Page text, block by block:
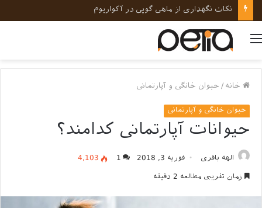
نکات نگهداری از ماهی گوپی در آکواریوم
منو
خانه / حیوان خانگی و آپارتمانی
حیوان خانگی و آپارتمانی
حیوانات آپارتمانی کدامند؟
الهه باقری فوریه 3, 2018 1
4,103
زمان تقریبی مطالعه 2 دقیقه